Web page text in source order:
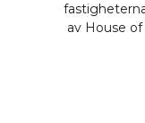
av House